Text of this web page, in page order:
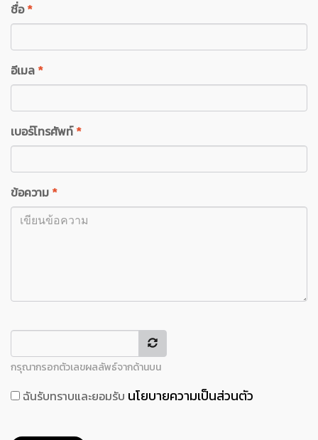
ชื่อ*
อีเมล *
เบอร์โทรศัพท์*
ข้อความ *
กรุณากรอกตัวเลขผลลัพธ์จากด้านบน
ฉันรับทราบและยอมรับ นโยบายความเป็นส่วนตัว